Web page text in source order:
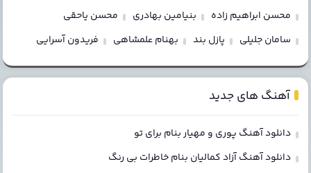
محسن ابراهیم زاده
بنیامین بهادری
محسن یاحقی
سامان جلیلی
پازل بند بهنام علمشاهی فریدون آسرایی
آهنگ های جدید
دانلود آهنگ پوری و مهیار بنام برای تو
دانلود آهنگ آزاد کمالیان بنام خاطرات بی رنگ